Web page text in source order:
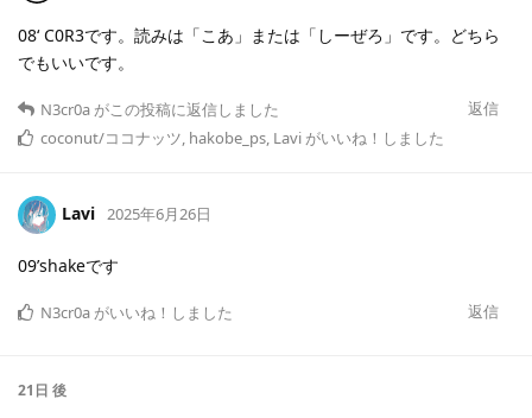
08‘ C0R3です。読みは「こあ」または「しーぜろ」です。どちら
でもいいです。
返信
N3cr0a がこの投稿に返信しました
coconut/ココナッツ, hakobe_ps, Lavi がいいね！しました
Lavi 2025年6月26日
09’shakeです
返信
N3cr0a がいいね！しました
21日 後